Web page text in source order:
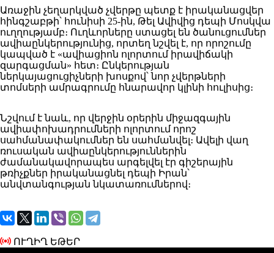
Առաջին չեղարկված չվերթը պետք է իրականացվեր
հինգշաբթի՝ հունիսի 25-ին, Թել Ավիվից դեպի Մոսկվա
ուղղությամբ։ Ուղևորները ստացել են ծանուցումներ
ավիաընկերությունից, որտեղ նշվել է, որ որոշումը
կապված է «ավիացիոն ոլորտում իրավիճակի
զարգացման» հետ։ Ընկերության
ներկայացուցիչների խոսքով՝ նոր չվերթների
տոմսերի ամրագրումը հնարավոր կլինի հուլիսից։
Նշվում է նաև, որ վերջին օրերին միջազգային
ավիափոխադրումների ոլորտում որոշ
սահմանափակումներ են սահմանվել։ Ավելի վաղ
ռուսական ավիաընկերություններին
ժամանակավորապես արգելվել էր գիշերային
թռիչքներ իրականացնել դեպի Իրան՝
անվտանգության նկատառումներով։
ՈՒՂԻՂ ԵԹԵՐ